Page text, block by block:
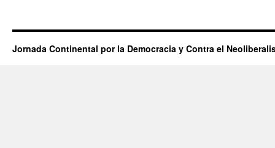
Jornada Continental por la Democracia y Contra el